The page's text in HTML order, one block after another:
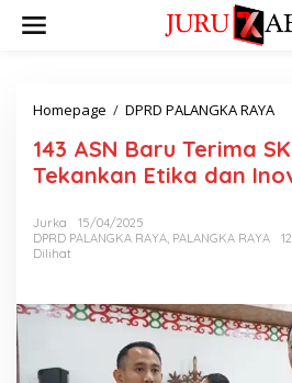
Homepage / DPRD PALANGKA RAYA
143 ASN Baru Terima
Tekankan Etika dan
Jurka
15/04/2025
DPRD PALANGKA RAYA, PALANGKA RAYA
Dilihat